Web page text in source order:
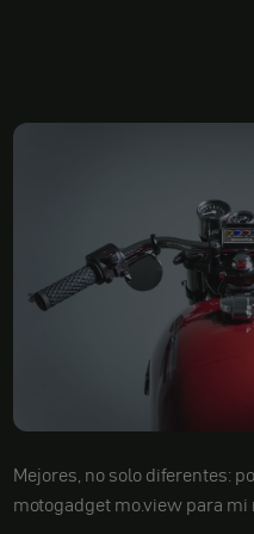
Mejores, no solo diferentes:
motogadget mo.view para